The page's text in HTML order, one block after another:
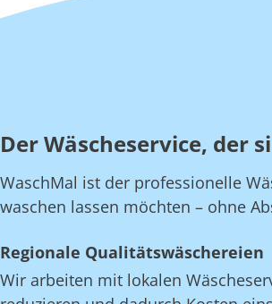
Der Wäscheservice, der
WaschMal ist der professionelle
waschen lassen möchten – ohne
Regionale Qualitätswäschereien
Wir arbeiten mit lokalen